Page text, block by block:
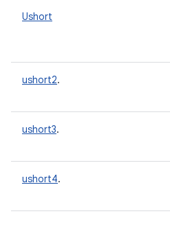
Ushort
ushort2.
ushort3.
ushort4.